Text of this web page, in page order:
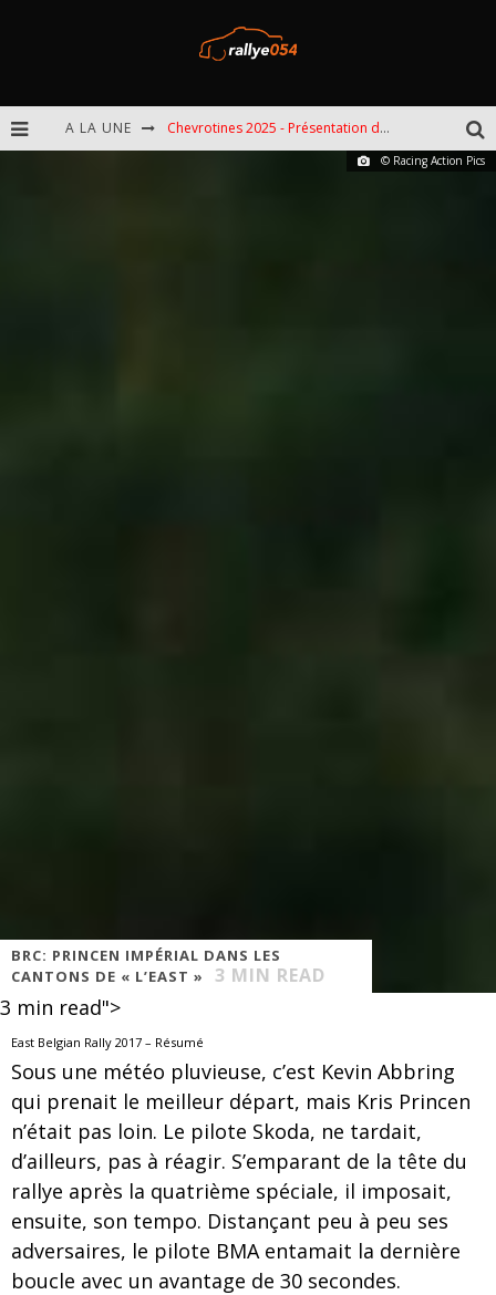
A LA UNE Chevrotines 2025 - Présentation de l'épreuve
© Racing Action Pics
BRC: PRINCEN IMPÉRIAL DANS LES
CANTONS DE « L’EAST »
3 MIN READ
3 min read">
East Belgian Rally 2017 – Résumé
Sous une météo pluvieuse, c’est Kevin Abbring
qui prenait le meilleur départ, mais Kris Princen
n’était pas loin. Le pilote Skoda, ne tardait,
d’ailleurs, pas à réagir. S’emparant de la tête du
rallye après la quatrième spéciale, il imposait,
ensuite, son tempo. Distançant peu à peu ses
adversaires, le pilote BMA entamait la dernière
boucle avec un avantage de 30 secondes.